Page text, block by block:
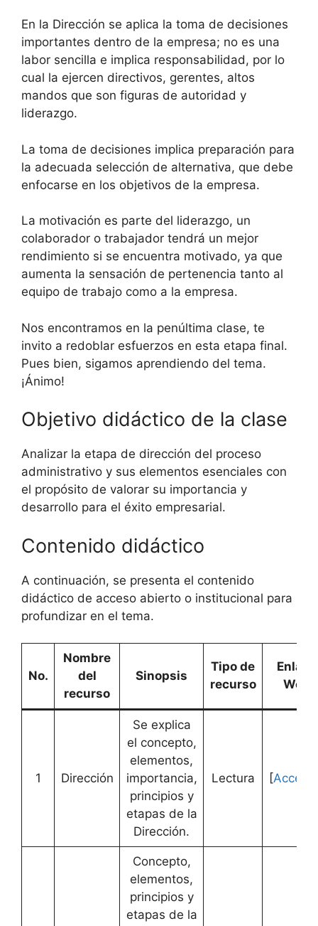
En la Dirección se aplica la toma de decisiones
importantes dentro de la empresa; no es una
labor sencilla e implica responsabilidad, por lo
cual la ejercen directivos, gerentes, altos
mandos que son figuras de autoridad y
liderazgo.
La toma de decisiones implica preparación para
la adecuada selección de alternativa, que debe
enfocarse en los objetivos de la empresa.
La motivación es parte del liderazgo, un
colaborador o trabajador tendrá un mejor
rendimiento si se encuentra motivado, ya que
aumenta la sensación de pertenencia tanto al
equipo de trabajo como a la empresa.
Nos encontramos en la penúltima clase, te
invito a redoblar esfuerzos en esta etapa final.
Pues bien, sigamos aprendiendo del tema.
¡Ánimo!
Objetivo didáctico de la clase
Analizar la etapa de dirección del proceso
administrativo y sus elementos esenciales con
el propósito de valorar su importancia y
desarrollo para el éxito empresarial.
Contenido didáctico
A continuación, se presenta el contenido
didáctico de acceso abierto o institucional para
profundizar en el tema.
No.
Nombre
del
recurso
Sinopsis
Tipo de
recurso
Enlace
Web
1 Dirección
Se explica
el concepto,
elementos,
importancia,
principios y
etapas de la
Dirección.
Lectura [
Concepto,
elementos,
principios y
etapas de la